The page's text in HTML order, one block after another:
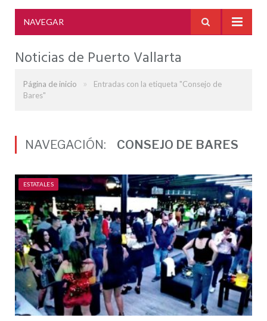
NAVEGAR
Noticias de Puerto Vallarta
Página de inicio »
Entradas con la etiqueta "Consejo de
Bares"
NAVEGACIÓN: CONSEJO DE BARES
ESTATALES